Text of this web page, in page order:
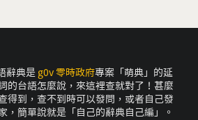
辭典是 g0v 零時政府專案「萌典」的延
的台語怎麼說，來這裡查就對了！甚麼
得到，查不到時可以發問，或者自己發
，簡單說就是「自己的辭典自己編」。